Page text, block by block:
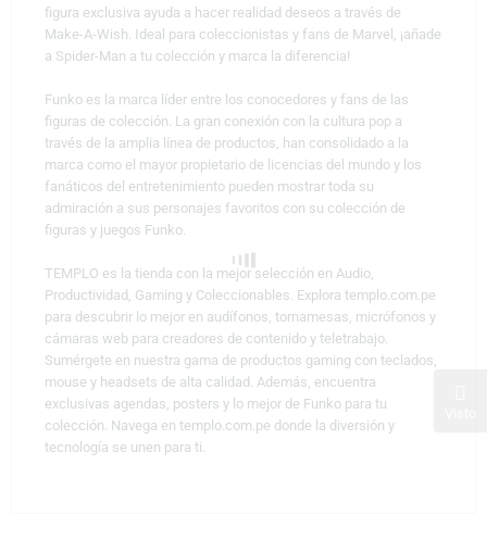
figura exclusiva ayuda a hacer realidad deseos a través de
Make-A-Wish. Ideal para coleccionistas y fans de Marvel, ¡añade
a Spider-Man a tu colección y marca la diferencia!
Funko es la marca líder entre los conocedores y fans de las
figuras de colección. La gran conexión con la cultura pop a
través de la amplia línea de productos, han consolidado a la
marca como el mayor propietario de licencias del mundo y los
fanáticos del entretenimiento pueden mostrar toda su
admiración a sus personajes favoritos con su colección de
figuras y juegos Funko.
TEMPLO es la tienda con la mejor selección en Audio,
Productividad, Gaming y Coleccionables. Explora templo.com.pe
para descubrir lo mejor en audífonos, tornamesas, micrófonos y
cámaras web para creadores de contenido y teletrabajo.
Sumérgete en nuestra gama de productos gaming con teclados,
mouse y headsets de alta calidad. Además, encuentra
exclusivas agendas, posters y lo mejor de Funko para tu
colección. Navega en templo.com.pe donde la diversión y
tecnología se unen para ti.